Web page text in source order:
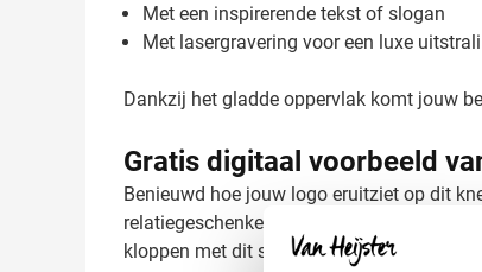
Met een inspirerende tekst of slogan
Met lasergravering voor een luxe
Dankzij het gladde oppervlak komt jouw
Gratis digitaal voorbeeld
Benieuwd hoe jouw logo eruitziet op dit
relatiegeschenken zorgen we voor een
kloppen met dit sympathieke